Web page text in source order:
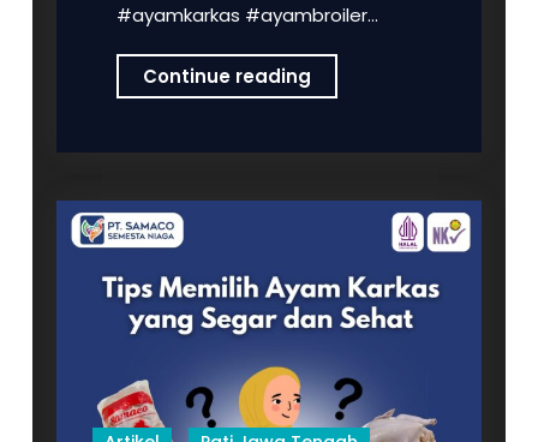
#ayamkarkas #ayambroiler…
Continue readingPT
SAMACO
MENGUCAPKAN
SELAMAT
NARKOBA
SEDUNIA